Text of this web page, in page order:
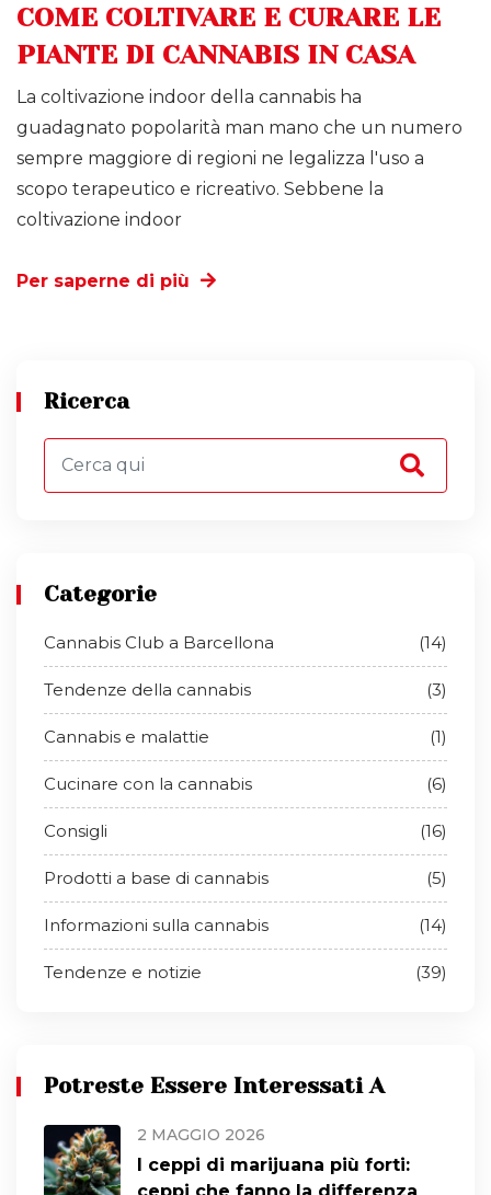
COME COLTIVARE E CURARE LE
PIANTE DI CANNABIS IN CASA
La coltivazione indoor della cannabis ha
guadagnato popolarità man mano che un numero
sempre maggiore di regioni ne legalizza l'uso a
scopo terapeutico e ricreativo. Sebbene la
coltivazione indoor
Per saperne di più
Ricerca
Categorie
Cannabis Club a Barcellona (14)
Tendenze della cannabis (3)
Cannabis e malattie (1)
Cucinare con la cannabis (6)
Consigli (16)
Prodotti a base di cannabis (5)
Informazioni sulla cannabis (14)
Tendenze e notizie (39)
Potreste Essere Interessati A
2 MAGGIO 2026
I ceppi di marijuana più forti: